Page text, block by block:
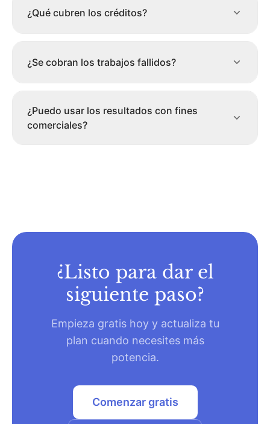
¿Qué cubren los créditos?
¿Se cobran los trabajos fallidos?
¿Puedo usar los resultados con fines
comerciales?
¿Listo para dar el
siguiente paso?
Empieza gratis hoy y actualiza tu
plan cuando necesites más
potencia.
Comenzar gratis